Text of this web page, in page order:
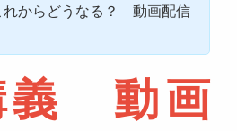
れからどうなる？ 動画配信
義 動画